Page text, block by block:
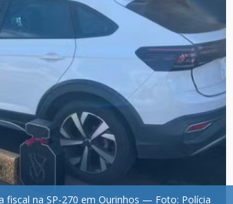
fiscal na SP-270 em Ourinhos — Foto: Polícia